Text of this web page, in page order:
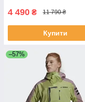
4 490 ₴ 11 790 ₴
Купити
–57%